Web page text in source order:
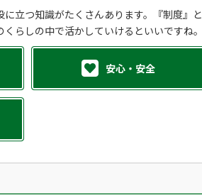
立つ知識がたくさんあります。『制度』と
らしの中で活かしていけるといいですね。
安心・安全